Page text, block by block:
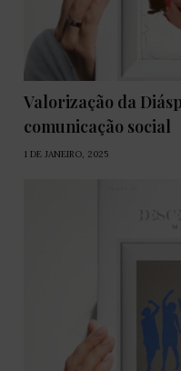
Valorização da
comunicação social
1 DE JANEIRO, 2025